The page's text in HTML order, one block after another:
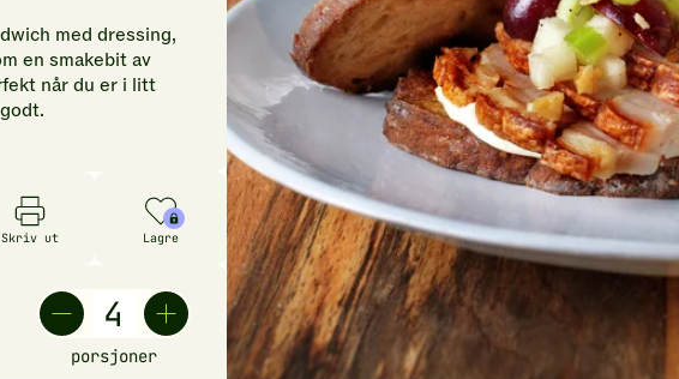
med dressing,
en smakebit av
når du er i litt
Skriv ut Lagre
porsjoner